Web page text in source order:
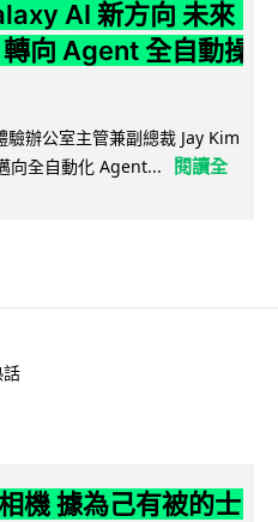
AI 新方向 未來
向 Agent 全自動操
辦公室主管兼副總裁 Jay Kim
向全自動化 Agent...
閱讀全
機 據為己有被的士